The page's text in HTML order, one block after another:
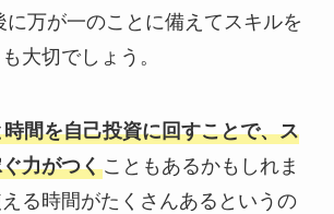
に万が一のことに備えてスキルを
大切でしょう。
間を自己投資に回すことで、ス
力がつくこともあるかもしれま
る時間がたくさんあるというの